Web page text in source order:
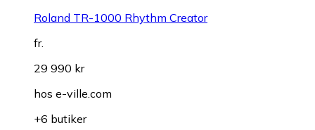
Roland TR-1000 Rhythm Creator
fr.
29 990 kr
hos e-ville.com
+6 butiker